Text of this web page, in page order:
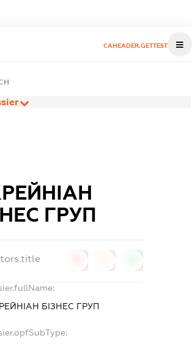
CAHEADER.GETTEST
ГРУП
БІЗНЕС ГРУП